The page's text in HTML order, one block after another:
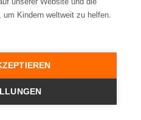
ist neuer
engagiert sich
um Kindern weltweit zu helfen.